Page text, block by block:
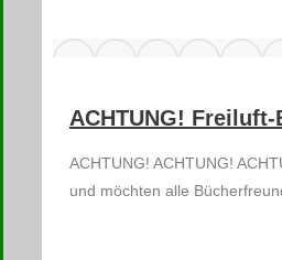
ACHTUNG!
ACHTUNG! ACHTUNG!
und möchten alle